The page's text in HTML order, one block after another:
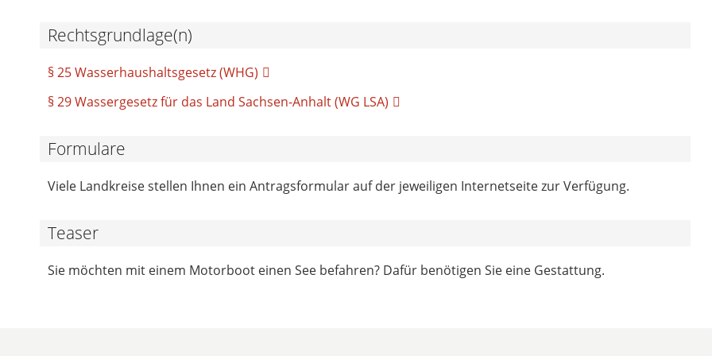
Rechtsgrundlage(n)
§ 25 Wasserhaushaltsgesetz (WHG)
§ 29 Wassergesetz für das Land Sachsen-Anhalt (WG LSA)
Formulare
Viele Landkreise stellen Ihnen ein Antragsformular auf der jeweiligen Internetseite zur Verfügung.
Teaser
Sie möchten mit einem Motorboot einen See befahren? Dafür benötigen Sie eine Gestattung.